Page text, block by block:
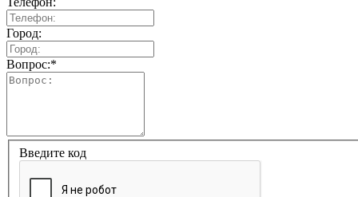
Город:
Вопрос:*
Введите код